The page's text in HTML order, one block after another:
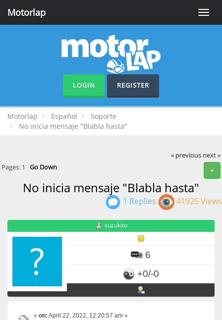
Toggle
Motorlap
LOGIN REGISTER
Motorlap Español
Soporte
No inicia mensaje "Blabla hasta"
« previous next »
+
Pages: 1 Go Down
No inicia mensaje "Blabla hasta"
1 Replies 41925 Views
suzukito
6
+0/-0
« on: April 22, 2022, 12:20:57 am »